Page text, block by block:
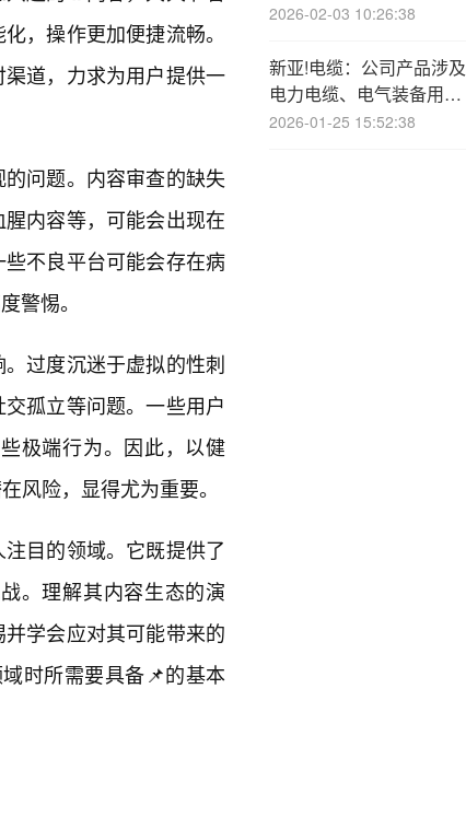
，操作更加便捷流畅。
道，力求为用户提供一
问题。内容审查的缺失
内容等，可能会出现在
不良平台可能会存在病
警惕。
过度沉迷于虚拟的性刺
孤立等问题。一些用户
极端行为。因此，以健
风险，显得尤为重要。
目的领域。它既提供了
。理解其内容生态的演
学会应对其可能带来的
时所需要具备📌的基本
2026-02-03 10:26:38
新亚!电缆：公司产品涉及
电力电缆、电气装备用电
线电缆及架空导线等
2026-01-25 15:52:38